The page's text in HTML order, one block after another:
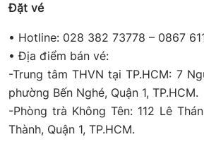
Đặt vé
• Hotline: 028 382 73778 – 0867
• Địa điểm bán vé:
-Trung tâm THVN tại TP.HCM: 7
phường Bến Nghé, Quận 1, TP.HCM.
-Phòng trà Không Tên: 112 Lê
Thành, Quận 1, TP.HCM.